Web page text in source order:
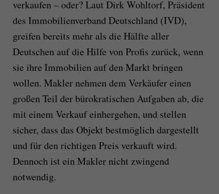
verkaufen – oder? Laut Dirk Wohltorf, Präsident
des Immobilienverband Deutschland (IVD),
greifen bereits mehr als die Hälfte aller
Deutschen auf die Hilfe von Profis zurück, wenn
sie ihre Immobilien auf den Markt bringen
wollen. Makler nehmen dem Verkäufer einen
großen Teil der bürokratischen Aufgaben ab, die
mit einem Verkauf einhergehen, und stellen
sicher, dass das Objekt bestmöglich dargestellt
und für den richtigen Preis verkauft wird.
Dennoch ist ein Makler nicht zwingend
notwendig.